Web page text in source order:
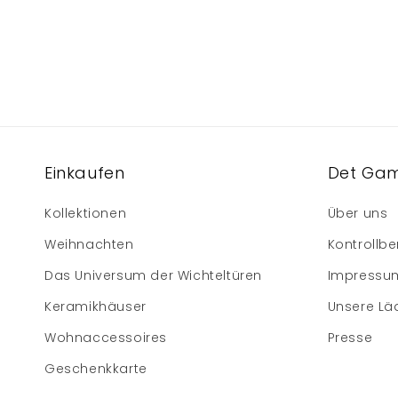
Einkaufen
Kollektionen
Weihnachten
Das Universum der Wichteltüren
Keramikhäuser
Wohnaccessoires
Geschenkkarte
Det
Über uns
Unsere
Presse